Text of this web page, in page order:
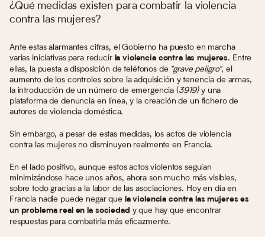
¿Qué medidas existen para combatir la violencia
contra las mujeres?
Ante estas alarmantes cifras, el Gobierno ha puesto en marcha
varias iniciativas para reducir la violencia contra las mujeres. Entre
ellas, la puesta a disposición de teléfonos de "grave peligro", el
aumento de los controles sobre la adquisición y tenencia de armas,
la introducción de un número de emergencia (3919)y una
plataforma de denuncia en línea, y la creación de un fichero de
autores de violencia doméstica.
Sin embargo, a pesar de estas medidas, los actos de violencia
contra las mujeres no disminuyen realmente en Francia.
En el lado positivo, aunque estos actos violentos seguían
minimizándose hace unos años, ahora son mucho más visibles,
sobre todo gracias a la labor de las asociaciones. Hoy en día en
Francia nadie puede negar que la violencia contra las mujeres es
un problema real en la sociedad y que hay que encontrar
respuestas para combatirla más eficazmente.